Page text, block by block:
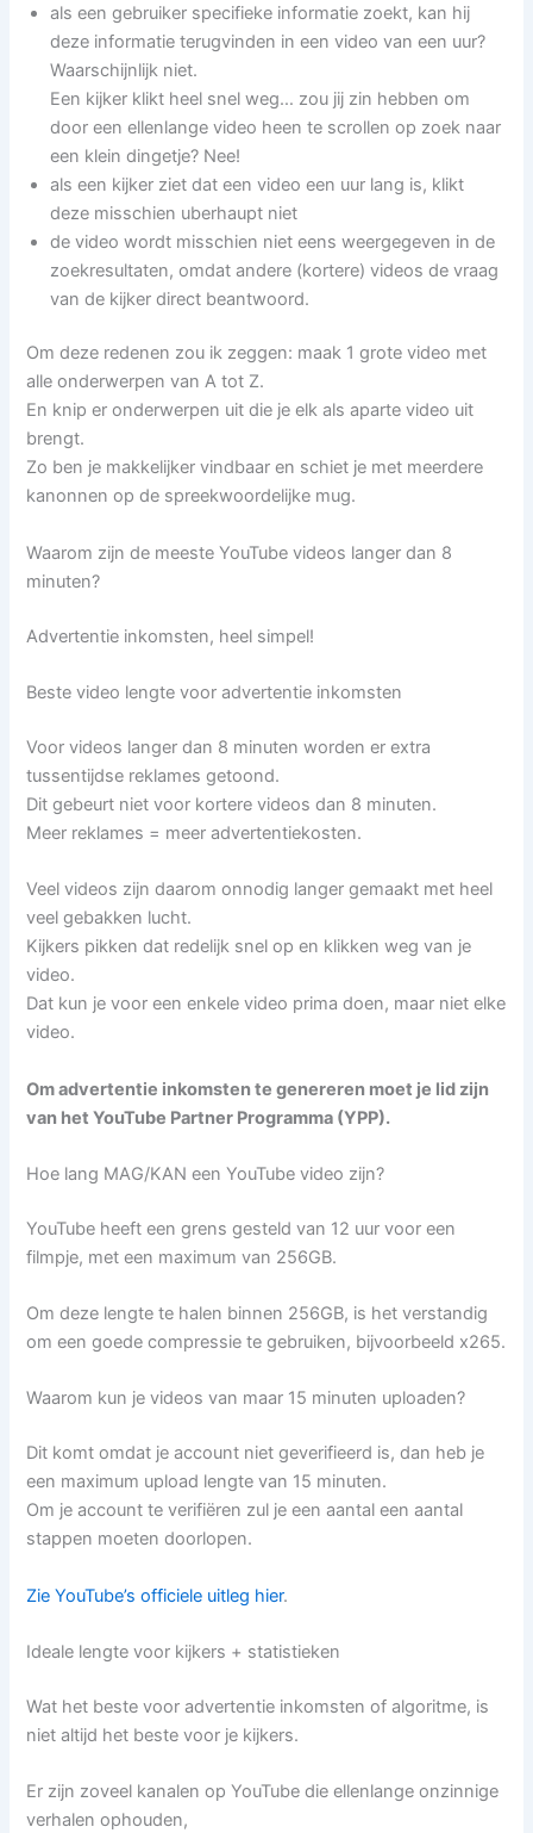
als een gebruiker specifieke informatie zoekt, kan hij
deze informatie terugvinden in een video van een uur?
Waarschijnlijk niet.
Een kijker klikt heel snel weg… zou jij zin hebben om
door een ellenlange video heen te scrollen op zoek naar
een klein dingetje? Nee!
als een kijker ziet dat een video een uur lang is, klikt
deze misschien uberhaupt niet
de video wordt misschien niet eens weergegeven in de
zoekresultaten, omdat andere (kortere) videos de vraag
van de kijker direct beantwoord.
Om deze redenen zou ik zeggen: maak 1 grote video met
alle onderwerpen van A tot Z.
En knip er onderwerpen uit die je elk als aparte video uit
brengt.
Zo ben je makkelijker vindbaar en schiet je met meerdere
kanonnen op de spreekwoordelijke mug.
Waarom zijn de meeste YouTube videos langer dan 8
minuten?
Advertentie inkomsten, heel simpel!
Beste video lengte voor advertentie inkomsten
Voor videos langer dan 8 minuten worden er extra
tussentijdse reklames getoond.
Dit gebeurt niet voor kortere videos dan 8 minuten.
Meer reklames = meer advertentiekosten.
Veel videos zijn daarom onnodig langer gemaakt met heel
veel gebakken lucht.
Kijkers pikken dat redelijk snel op en klikken weg van je
video.
Dat kun je voor een enkele video prima doen, maar niet elke
video.
Om advertentie inkomsten te genereren moet je lid zijn
van het YouTube Partner Programma (YPP).
Hoe lang MAG/KAN een YouTube video zijn?
YouTube heeft een grens gesteld van 12 uur voor een
filmpje, met een maximum van 256GB.
Om deze lengte te halen binnen 256GB, is het verstandig
om een goede compressie te gebruiken, bijvoorbeeld x265.
Waarom kun je videos van maar 15 minuten uploaden?
Dit komt omdat je account niet geverifieerd is, dan heb je
een maximum upload lengte van 15 minuten.
Om je account te verifiëren zul je een aantal een aantal
stappen moeten doorlopen.
Zie YouTube’s officiele uitleg hier.
Ideale lengte voor kijkers + statistieken
Wat het beste voor advertentie inkomsten of algoritme, is
niet altijd het beste voor je kijkers.
Er zijn zoveel kanalen op YouTube die ellenlange onzinnige
verhalen ophouden,